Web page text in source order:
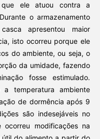
que ele atuou contra a
o armazenamento
apresentou maior
isto ocorreu porque ele
do ambiente, ou seja, o
da umidade, fazendo
fosse estimulado.
temperatura ambiente
de dormência após 9
são indesejáveis no
modificações na